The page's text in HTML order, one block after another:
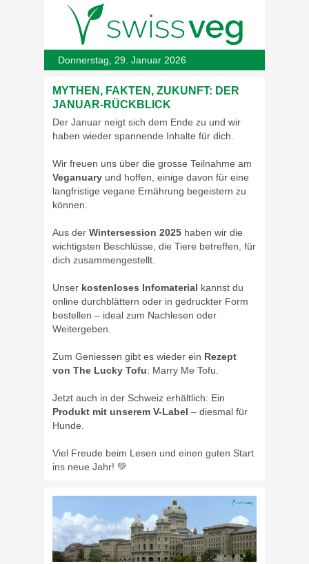
Donnerstag, 29. Januar 2026
MYTHEN, FAKTEN, ZUKUNFT: DER
JANUAR-RÜCKBLICK
Der Januar neigt sich dem Ende zu und wir
haben wieder spannende Inhalte für dich.
Wir freuen uns über die grosse Teilnahme am
Veganuary und hoffen, einige davon für eine
langfristige vegane Ernährung begeistern zu
können.
Aus der Wintersession 2025 haben wir die
wichtigsten Beschlüsse, die Tiere betreffen, für
dich zusammengestellt.
Unser kostenloses Infomaterial kannst du
online durchblättern oder in gedruckter Form
bestellen – ideal zum Nachlesen oder
Weitergeben.
Zum Geniessen gibt es wieder ein Rezept
von The Lucky Tofu: Marry Me Tofu.
Jetzt auch in der Schweiz erhältlich: Ein
Produkt mit unserem V-Label – diesmal für
Hunde.
Viel Freude beim Lesen und einen guten Start
ins neue Jahr! 💚